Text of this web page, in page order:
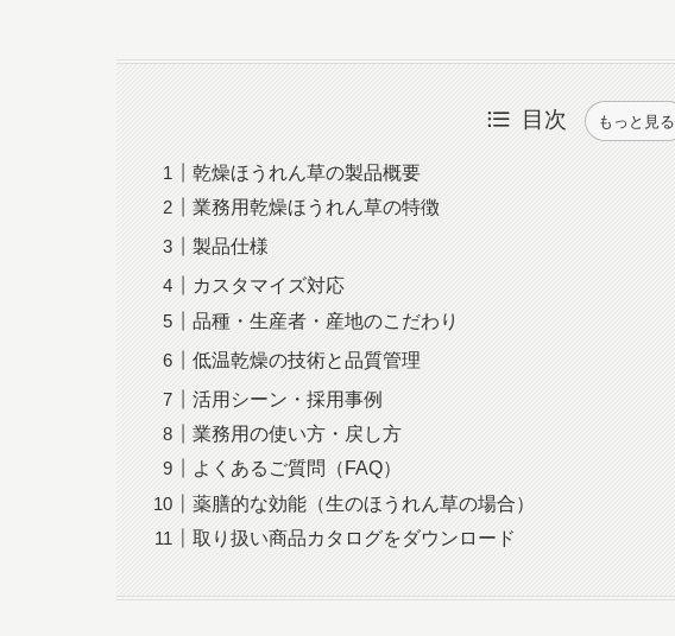
目次 もっと見る
乾燥ほうれん草の製品概要
業務用乾燥ほうれん草の特徴
製品仕様
カスタマイズ対応
品種・生産者・産地のこだわり
低温乾燥の技術と品質管理
活用シーン・採用事例
業務用の使い方・戻し方
よくあるご質問（FAQ）
薬膳的な効能（生のほうれん草の場合）
取り扱い商品カタログをダウンロード